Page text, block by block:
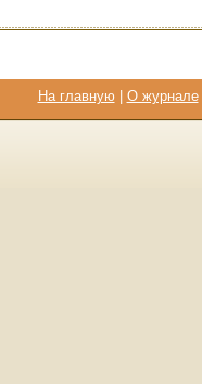
На главную| О журнале